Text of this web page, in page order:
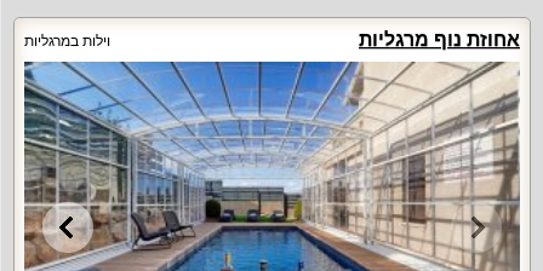
אחוזת נוף מרגליות וילות במרגליות